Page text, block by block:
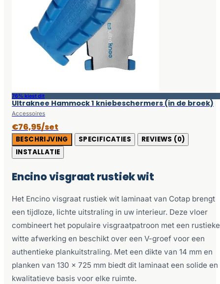
76% kiest dit
Ultraknee Hammock 1 kniebeschermers (in de broek)
Accessoires
€76,95/set
BESCHRIJVING SPECIFICATIES
REVIEWS (0)
INSTALLATIE
Encino visgraat rustiek wit
Het Encino visgraat rustiek wit laminaat van Cotap brengt
een tijdloze, lichte uitstraling in uw interieur. Deze vloer
combineert het populaire visgraatpatroon met een
witte afwerking en beschikt over een V-groef voor een
authentieke plankuitstraling. Met een dikte van 14 mm en
planken van 130 x 725 mm biedt dit laminaat een solide en
kwalitatieve basis voor elke ruimte.